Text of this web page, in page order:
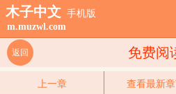
木子中文 手机版
m.muzwl.com
免费阅
返回
上一章 查看最新